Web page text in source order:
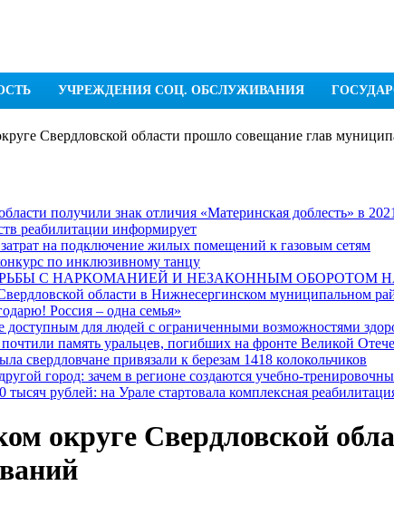
УЧРЕЖДЕНИЯ СОЦ. ОБСЛУЖИВАНИЯ
Свердловской области прошло совещание глав
получили знак отличия «Материнская доблесть» в
реабилитации информирует
на подключение жилых помещений к газовым сетям
по инклюзивному танцу
С НАРКОМАНИЕЙ И НЕЗАКОННЫМ ОБОРОТОМ
области в Нижнесергинском муниципальном
Россия – одна семья»
для людей с ограниченными возможностями
память уральцев, погибших на фронте Великой
свердловчане привязали к березам 1418 колокольчиков
город: зачем в регионе создаются учебно-
рублей: на Урале стартовала комплексная
округе Свердловской